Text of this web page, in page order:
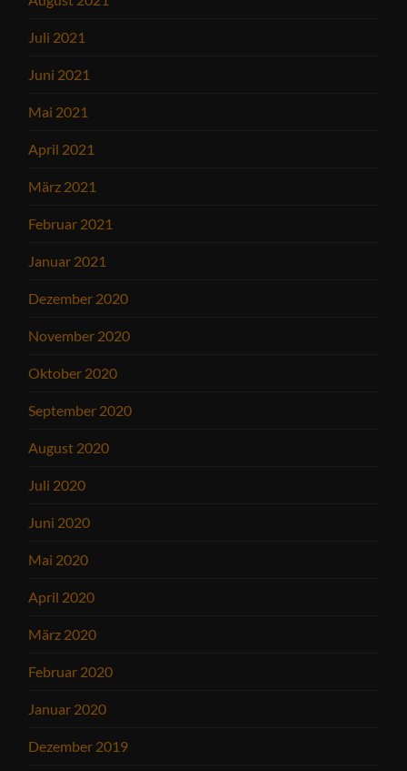
Juli 2021
Juni 2021
Mai 2021
April 2021
März 2021
Februar 2021
Januar 2021
Dezember 2020
November 2020
Oktober 2020
September 2020
August 2020
Juli 2020
Juni 2020
Mai 2020
April 2020
März 2020
Februar 2020
Januar 2020
Dezember 2019